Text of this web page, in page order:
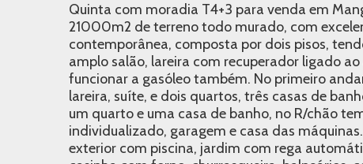
Quinta com moradia T4+3 para venda em
21000m2 de terreno todo murado, com
contemporânea, composta por dois pisos,
amplo salão, lareira com recuperador ligado
funcionar a gasóleo também. No primeiro
lareira, suíte, e dois quartos, três casas de
um quarto e uma casa de banho, no R/chão
individualizado, garagem e casa das
exterior com piscina, jardim com rega